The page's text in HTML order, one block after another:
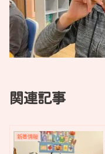
関連記事
新着情報